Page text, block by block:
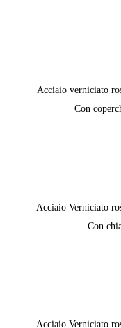
Acciaio verniciato
Con
Acciaio Verniciato
Con
Acciaio Verniciato